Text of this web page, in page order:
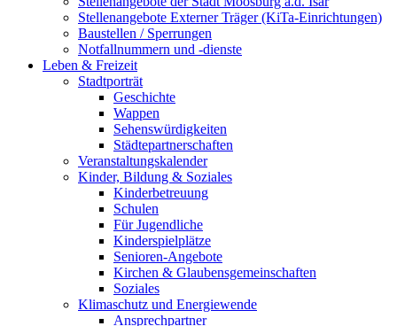
Stellenangebote Externer Träger (KiTa-Einrichtungen)
Baustellen / Sperrungen
Notfallnummern und -dienste
Leben & Freizeit
Stadtporträt
Geschichte
Wappen
Sehenswürdigkeiten
Städtepartnerschaften
Veranstaltungskalender
Kinder, Bildung & Soziales
Kinderbetreuung
Schulen
Für Jugendliche
Kinderspielplätze
Senioren-Angebote
Kirchen & Glaubensgemeinschaften
Soziales
Klimaschutz und Energiewende
Ansprechpartner